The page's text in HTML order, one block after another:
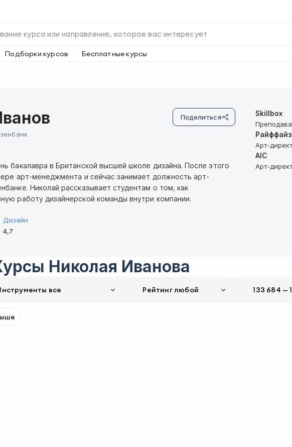
Подборки курсов Бесплатные курсы
Поделиться
бакалавра в Британской высшей школе дизайна. После этого
арт-менеджмента и сейчас занимает должность арт-
Николай рассказывает студентам о том, как
работу дизайнерской команды внутри компании.
Дизайн
4,7
Skillbox
Арт-
AIC
Арт-
Николая Иванова
все Рейтинглюбой 133 684 —